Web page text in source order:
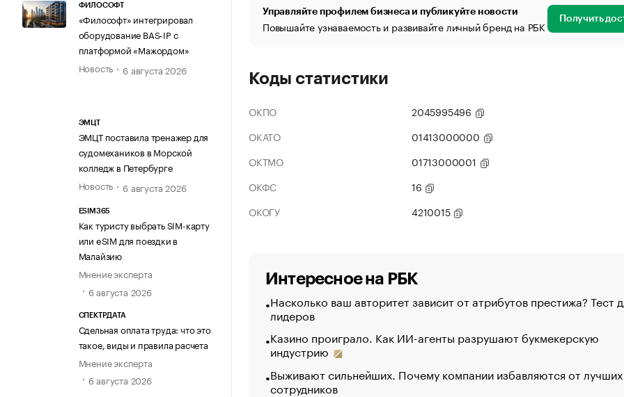
ФИЛОСОФТ
«Философт» интегрировал
оборудование BAS-IP с
платформой «Мажордом»
Новость
6 августа 2026
ЭМЦТ
ЭМЦТ поставила тренажер для
судомехаников в Морской
колледж в Петербурге
Новость
6 августа 2026
ESIM365
Как туристу выбрать SIM-карту
или eSIM для поездки в
Малайзию
Мнение эксперта
6 августа 2026
СПЕКТРДАТА
Сдельная оплата труда: что это
такое, виды и правила расчета
Мнение эксперта
6 августа 2026
Управляйте профилем бизнеса и публикуйте новости
Повышайте узнаваемость и развивайте личный бренд на РБК Получить
Коды статистики
ОКПО
2045995496
ОКАТО
01413000000
ОКТМО
01713000001
ОКФС
16
ОКОГУ
4210015
Интересное на РБК
Насколько ваш авторитет зависит от атрибутов престижа? Тест
лидеров
Казино проиграло. Как ИИ-агенты разрушают букмекерскую
индустрию
Выживают сильнейших. Почему компании избавляются от лучших
сотрудников